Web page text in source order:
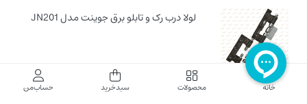
لولا درب رک و تابلو برق جوینت مدل JN201
199,000
خانه محصولات سبدخرید حساب‌من